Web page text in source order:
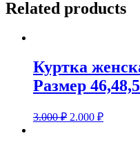
Размер
quantity
Related products
Куртка
Размер
3.000₽ 2.000 ₽